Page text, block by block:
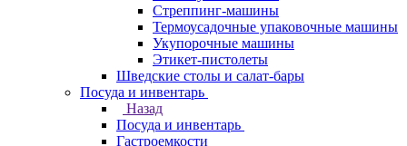
Стреппинг-машины
Термоусадочные упаковочные машины
Укупорочные машины
Этикет-пистолеты
Шведские столы и салат-бары
Посуда и инвентарь
Назад
Посуда и инвентарь
Гастроемкости